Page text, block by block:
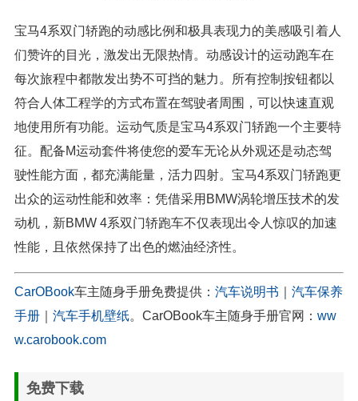
宝马4系双门轿跑的动感比例和极具表现力的美感吸引着人
们赞许的目光，激发出无限热情。动感设计的运动跑车在
每次旅程中都散发出势不可挡的魅力。所有控制按钮都以
符合人体工程学的方式布置在驾驶者周围，可以快速直观
地使用所有功能。运动气质是宝马4系双门轿跑一个主要特
征。配备M运动套件将使您的爱车无论从外观还是动态驾
驶性能方面，都充满能量，活力四射。宝马4系双门轿跑更
出众的运动性能和效率：凭借采用BMW涡轮增压技术的发
动机，新BMW 4系双门轿跑车不仅表现出令人惊叹的加速
性能，且依然保持了出色的燃油经济性。
CarOBook车主随身手册免费提供： 汽车说明书
汽车保养
手册
汽车手机壁纸。CarOBook车主随身手册官网： ww
w.carobook.com
免费下载